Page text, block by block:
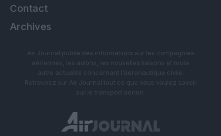
Contact
Archives